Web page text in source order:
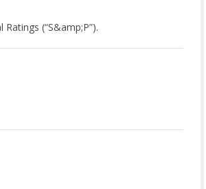
(“S&amp;P”).